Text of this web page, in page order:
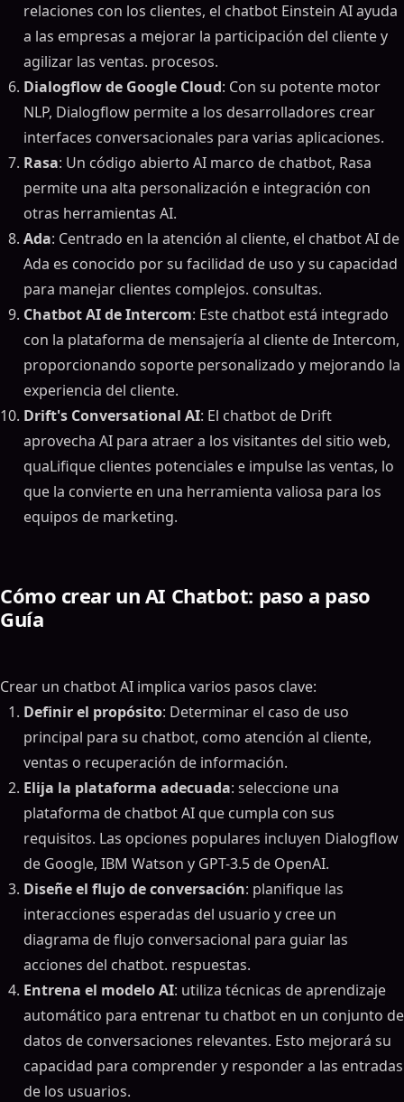
relaciones con los clientes, el chatbot Einstein AI ayuda
a las empresas a mejorar la participación del cliente y
agilizar las ventas. procesos.
Dialogflow de Google Cloud: Con su potente motor
NLP, Dialogflow permite a los desarrolladores crear
interfaces conversacionales para varias aplicaciones.
Rasa: Un código abierto AI marco de chatbot, Rasa
permite una alta personalización e integración con
otras herramientas AI.
Ada: Centrado en la atención al cliente, el chatbot AI de
Ada es conocido por su facilidad de uso y su capacidad
para manejar clientes complejos. consultas.
Chatbot AI de Intercom: Este chatbot está integrado
con la plataforma de mensajería al cliente de Intercom,
proporcionando soporte personalizado y mejorando la
experiencia del cliente.
Drift's Conversational AI: El chatbot de Drift
aprovecha AI para atraer a los visitantes del sitio web,
quaLifique clientes potenciales e impulse las ventas, lo
que la convierte en una herramienta valiosa para los
equipos de marketing.
Cómo crear un AI Chatbot: paso a paso
Guía
Crear un chatbot AI implica varios pasos clave:
Definir el propósito: Determinar el caso de uso
principal para su chatbot, como atención al cliente,
ventas o recuperación de información.
Elija la plataforma adecuada: seleccione una
plataforma de chatbot AI que cumpla con sus
requisitos. Las opciones populares incluyen Dialogflow
de Google, IBM Watson y GPT-3.5 de OpenAI.
Diseñe el flujo de conversación: planifique las
interacciones esperadas del usuario y cree un
diagrama de flujo conversacional para guiar las
acciones del chatbot. respuestas.
Entrena el modelo AI: utiliza técnicas de aprendizaje
automático para entrenar tu chatbot en un conjunto de
datos de conversaciones relevantes. Esto mejorará su
capacidad para comprender y responder a las entradas
de los usuarios.